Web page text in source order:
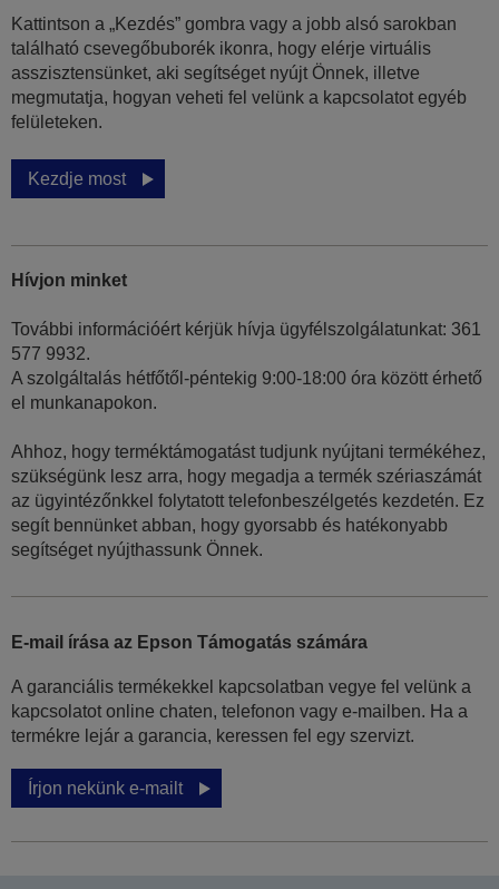
Kattintson a „Kezdés” gombra vagy a jobb alsó sarokban
található csevegőbuborék ikonra, hogy elérje virtuális
asszisztensünket, aki segítséget nyújt Önnek, illetve
megmutatja, hogyan veheti fel velünk a kapcsolatot egyéb
felületeken.
Kezdje most
Hívjon minket
További információért kérjük hívja ügyfélszolgálatunkat: 361
577 9932.
A szolgáltalás hétfőtől-péntekig 9:00-18:00 óra között érhető
el munkanapokon.
Ahhoz, hogy terméktámogatást tudjunk nyújtani termékéhez,
szükségünk lesz arra, hogy megadja a termék szériaszámát
az ügyintézőnkkel folytatott telefonbeszélgetés kezdetén. Ez
segít bennünket abban, hogy gyorsabb és hatékonyabb
segítséget nyújthassunk Önnek.
E-mail írása az Epson Támogatás számára
A garanciális termékekkel kapcsolatban vegye fel velünk a
kapcsolatot online chaten, telefonon vagy e-mailben. Ha a
termékre lejár a garancia, keressen fel egy szervizt.
Írjon nekünk e-mailt